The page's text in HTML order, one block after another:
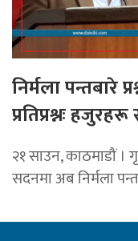
निर्मला पन्तबारे
प्रतिप्रश्नः
२१ साउन, काठमाडौं
सदनमा अब निर्मला